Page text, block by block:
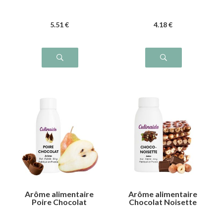
5.51 € 4.18 €
Arôme alimentaire
Poire Chocolat
Arôme alimentaire
Chocolat Noisette